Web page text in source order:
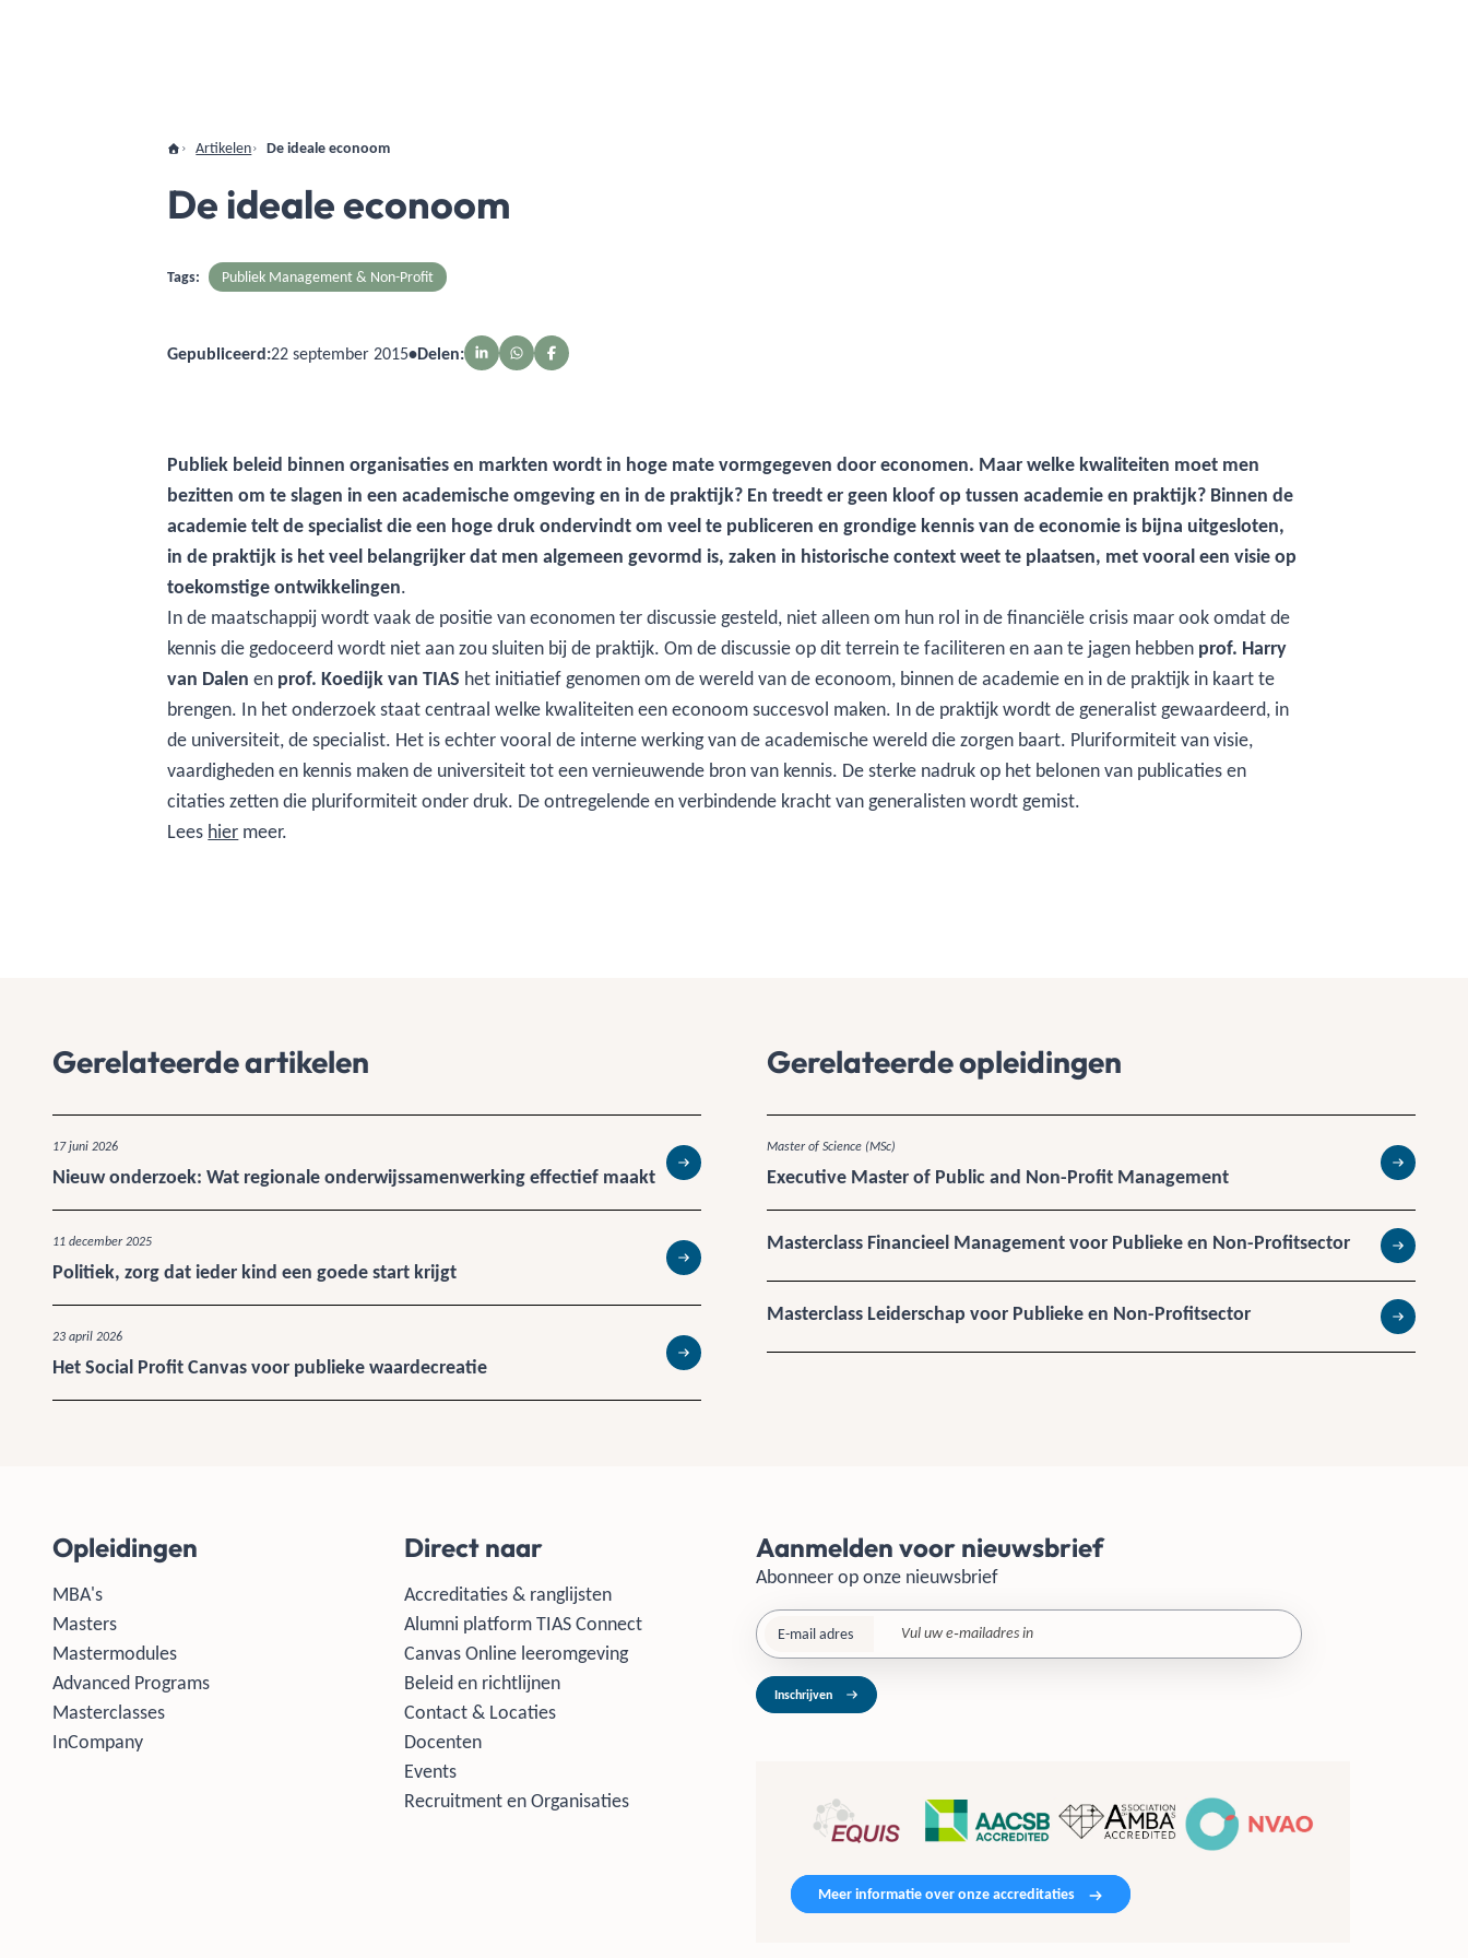
Artikelen De ideale econoom
De ideale econoom
Tags: Publiek Management & Non-Profit
Gepubliceerd:22 september 2015•Delen:
Publiek beleid binnen organisaties en markten wordt in hoge mate vormgegeven door economen. Maar welke kwaliteiten moet men
bezitten om te slagen in een academische omgeving en in de praktijk? En treedt er geen kloof op tussen academie en praktijk? Binnen de
academie telt de specialist die een hoge druk ondervindt om veel te publiceren en grondige kennis van de economie is bijna uitgesloten,
in de praktijk is het veel belangrijker dat men algemeen gevormd is, zaken in historische context weet te plaatsen, met vooral een visie op
toekomstige ontwikkelingen.
In de maatschappij wordt vaak de positie van economen ter discussie gesteld, niet alleen om hun rol in de financiële crisis maar ook omdat de
kennis die gedoceerd wordt niet aan zou sluiten bij de praktijk. Om de discussie op dit terrein te faciliteren en aan te jagen hebben prof. Harry
van Dalen en prof. Koedijk van TIAS het initiatief genomen om de wereld van de econoom, binnen de academie en in de praktijk in kaart te
brengen. In het onderzoek staat centraal welke kwaliteiten een econoom succesvol maken. In de praktijk wordt de generalist gewaardeerd, in
de universiteit, de specialist. Het is echter vooral de interne werking van de academische wereld die zorgen baart. Pluriformiteit van visie,
vaardigheden en kennis maken de universiteit tot een vernieuwende bron van kennis. De sterke nadruk op het belonen van publicaties en
citaties zetten die pluriformiteit onder druk. De ontregelende en verbindende kracht van generalisten wordt gemist.
Lees hier meer.
Gerelateerde artikelen
17 juni 2026
Nieuw onderzoek: Wat regionale onderwijssamenwerking effectief maakt Lees meer
11 december 2025
Politiek, zorg dat ieder kind een goede start krijgt Lees meer
23 april 2026
Het Social Profit Canvas voor publieke waardecreatie Lees meer
Gerelateerde opleidingen
Master of Science (MSc)
Executive Master of Public and Non-Profit Management Lees meer
Masterclass Financieel Management voor Publieke en Non-Profitsector
Lees meer
Masterclass Leiderschap voor Publieke en Non-Profitsector
Lees meer
Opleidingen
MBA's
Masters
Mastermodules
Advanced Programs
Masterclasses
InCompany
Direct naar
Accreditaties & ranglijsten
Alumni platform TIAS Connect
Canvas Online leeromgeving
Beleid en richtlijnen
Contact & Locaties
Docenten
Events
Recruitment en Organisaties
Aanmelden voor nieuwsbrief
Abonneer op onze nieuwsbrief
E-mail adres
Inschrijven
Meer informatie over onze accreditaties